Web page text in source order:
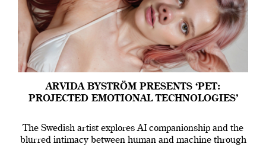
ARVIDA BYSTRÖM PRESENTS ‘PET:
PROJECTED EMOTIONAL TECHNOLOGIES’
The Swedish artist explores AI companionship and the
blurred intimacy between human and machine through